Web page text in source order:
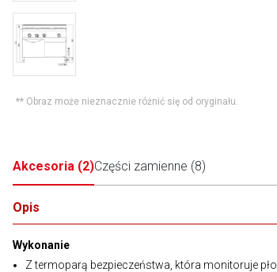
** Obraz może nieznacznie różnić się od oryginału.
Akcesoria (2)Części zamienne (8)
Opis
Wykonanie
Z termoparą bezpieczeństwa, która monitoruje